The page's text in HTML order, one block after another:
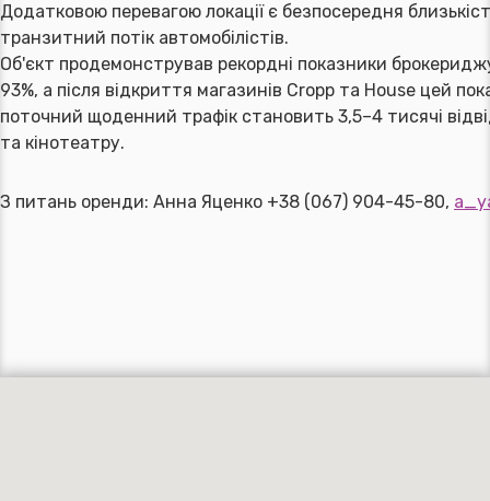
Додатковою перевагою локації є безпосередня
транзитний потік автомобілістів.
Об'єкт продемонстрував рекордні показники
93%, а після відкриття магазинів Cropp та House цей
поточний щоденний трафік становить 3,5–4 тисячі
та кінотеатру.
З питань оренди: Анна Яценко +38 (067) 904-45-80,